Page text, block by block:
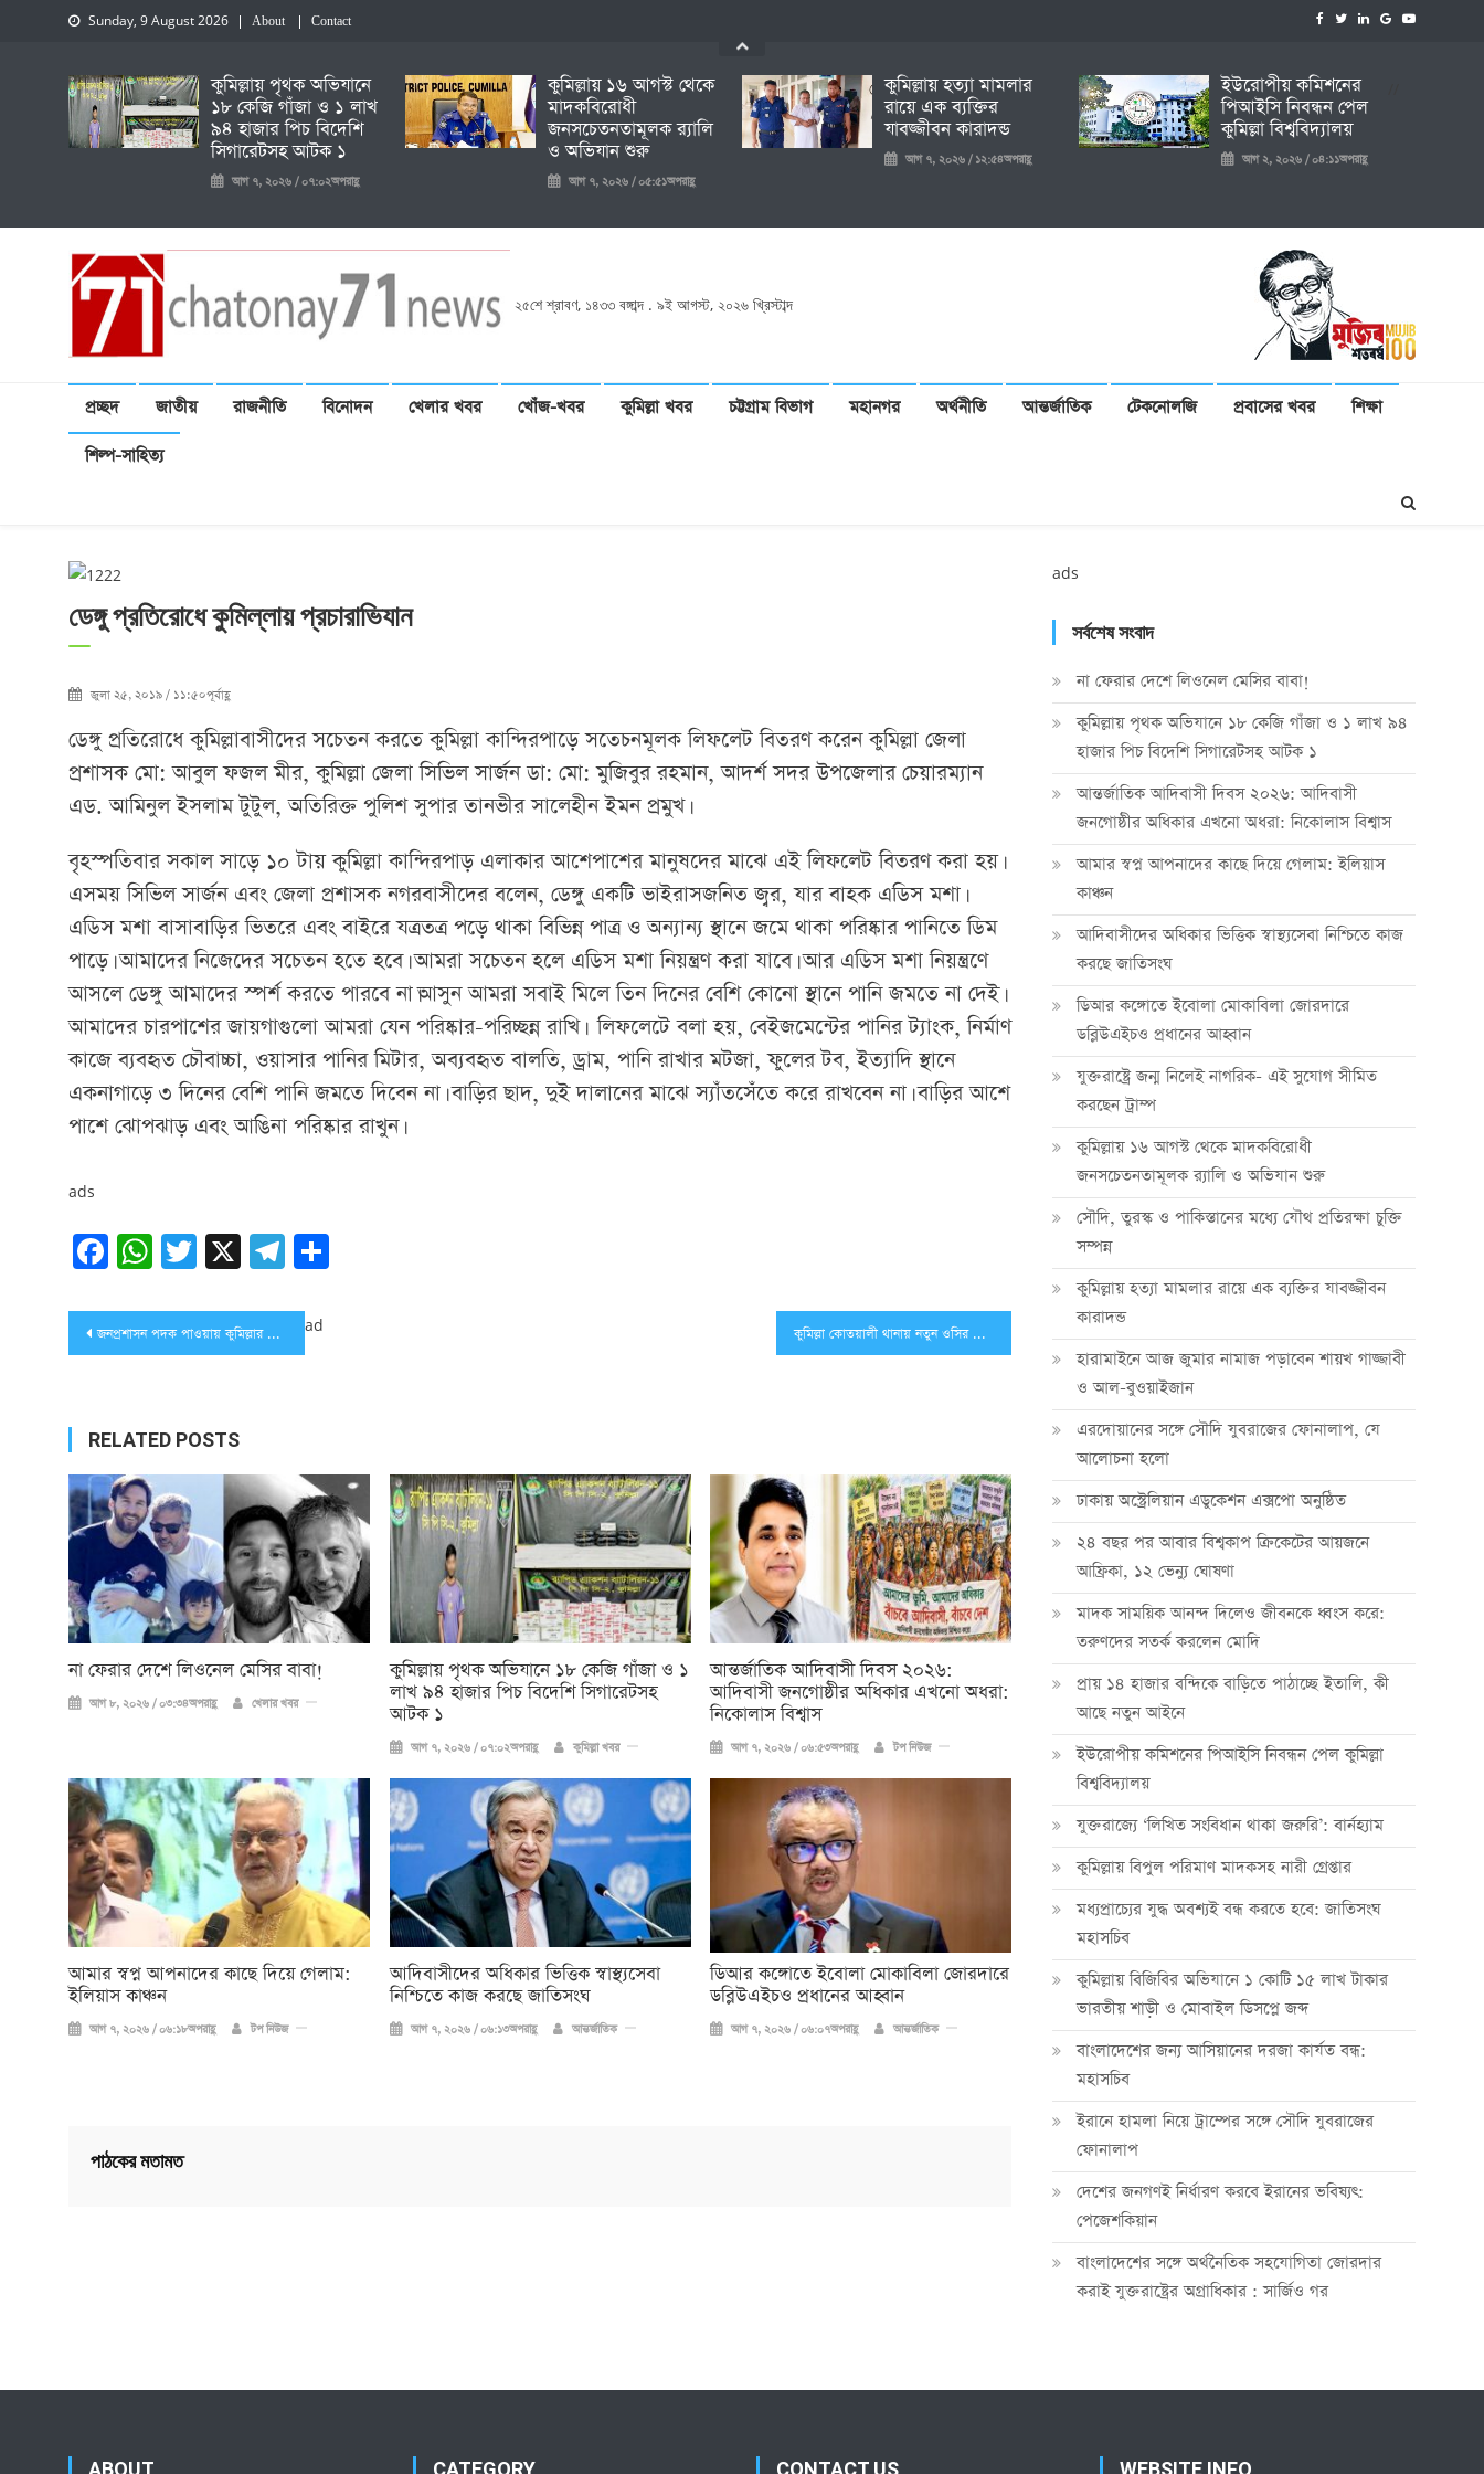
Sunday, 9 August 2026 About Contact
কুমিল্লায় পৃথক অভিযানে
১৮ কেজি গাঁজা ও ১ লাখ
৯৪ হাজার পিচ বিদেশি
সিগারেটসহ আটক ১
আগ ৭, ২০২৬ / ০৭:০২অপরাহ্ণ
কুমিল্লায় ১৬ আগস্ট থেকে
মাদকবিরোধী
জনসচেতনতামূলক র‍্যালি
ও অভিযান শুরু
আগ ৭, ২০২৬ / ০৫:৫১অপরাহ্ণ
কুমিল্লায় হত্যা মামলার
রায়ে এক ব্যক্তির
যাবজ্জীবন কারাদন্ড
আগ ৭, ২০২৬ / ১২:৫৪অপরাহ্ণ
ইউরোপীয় কমিশনের
পিআইসি নিবন্ধন পেল
কুমিল্লা বিশ্ববিদ্যালয়
আগ ২, ২০২৬ / ০৪:১১অপরাহ্ণ
২৫শে শ্রাবণ, ১৪৩৩ বঙ্গাব্দ . ৯ই আগস্ট, ২০২৬ খ্রিস্টাব্দ
প্রচ্ছদ জাতীয় রাজনীতি বিনোদন খেলার খবর খোঁজ-খবর কুমিল্লা খবর চট্টগ্রাম বিভাগ মহানগর অর্থনীতি আন্তর্জাতিক টেকনোলজি প্রবাসের খবর শিক্ষা
শিল্প-সাহিত্য
ডেঙ্গু প্রতিরোধে কুমিল্লায় প্রচারাভিযান
জুলা ২৫, ২০১৯ / ১১:৫০পূর্বাহ্ণ
ডেঙ্গু প্রতিরোধে কুমিল্লাবাসীদের সচেতন করতে কুমিল্লা কান্দিরপাড়ে সতেচনমূলক লিফলেট বিতরণ করেন কুমিল্লা জেলা
প্রশাসক মো: আবুল ফজল মীর, কুমিল্লা জেলা সিভিল সার্জন ডা: মো: মুজিবুর রহমান, আদর্শ সদর উপজেলার চেয়ারম্যান
এড. আমিনুল ইসলাম টুটুল, অতিরিক্ত পুলিশ সুপার তানভীর সালেহীন ইমন প্রমুখ।
বৃহস্পতিবার সকাল সাড়ে ১০ টায় কুমিল্লা কান্দিরপাড় এলাকার আশেপাশের মানুষদের মাঝে এই লিফলেট বিতরণ করা হয়।
এসময় সিভিল সার্জন এবং জেলা প্রশাসক নগরবাসীদের বলেন, ডেঙ্গু একটি ভাইরাসজনিত জ্বর, যার বাহক এডিস মশা।
এডিস মশা বাসাবাড়ির ভিতরে এবং বাইরে যত্রতত্র পড়ে থাকা বিভিন্ন পাত্র ও অন্যান্য স্থানে জমে থাকা পরিষ্কার পানিতে ডিম
পাড়ে। আমাদের নিজেদের সচেতন হতে হবে। আমরা সচেতন হলে এডিস মশা নিয়ন্ত্রণ করা যাবে। আর এডিস মশা নিয়ন্ত্রণে
আসলে ডেঙ্গু আমাদের স্পর্শ করতে পারবে না।আসুন আমরা সবাই মিলে তিন দিনের বেশি কোনো স্থানে পানি জমতে না দেই।
আমাদের চারপাশের জায়গাগুলো আমরা যেন পরিষ্কার-পরিচ্ছন্ন রাখি। লিফলেটে বলা হয়, বেইজমেন্টের পানির ট্যাংক, নির্মাণ
কাজে ব্যবহৃত চৌবাচ্চা, ওয়াসার পানির মিটার, অব্যবহৃত বালতি, ড্রাম, পানি রাখার মটজা, ফুলের টব, ইত্যাদি স্থানে
একনাগাড়ে ৩ দিনের বেশি পানি জমতে দিবেন না। বাড়ির ছাদ, দুই দালানের মাঝে স্যাঁতসেঁতে করে রাখবেন না। বাড়ির আশে
পাশে ঝোপঝাড় এবং আঙিনা পরিষ্কার রাখুন।
ads
Facebook
WhatsApp
Twitter
X Telegram
Post
জনপ্রশাসন পদক পাওয়ায় কুমিল্লার ৩ কর্মকর্তাকে সংবর্ধনা কুমিল্লা কোতয়ালী থানায় নতুন ওসির যোগদান
ad
RELATED POSTS
না ফেরার দেশে লিওনেল মেসির বাবা!
আগ ৮, ২০২৬ / ০৩:৩৪অপরাহ্ণ খেলার খবর
কুমিল্লায় পৃথক অভিযানে ১৮ কেজি গাঁজা ও ১
লাখ ৯৪ হাজার পিচ বিদেশি সিগারেটসহ
আটক ১
আগ ৭, ২০২৬ / ০৭:০২অপরাহ্ণ কুমিল্লা খবর
আন্তর্জাতিক আদিবাসী দিবস ২০২৬:
আদিবাসী জনগোষ্ঠীর অধিকার এখনো অধরা:
নিকোলাস বিশ্বাস
আগ ৭, ২০২৬ / ০৬:৫৩অপরাহ্ণ টপ নিউজ
আমার স্বপ্ন আপনাদের কাছে দিয়ে গেলাম:
ইলিয়াস কাঞ্চন
আগ ৭, ২০২৬ / ০৬:১৮অপরাহ্ণ টপ নিউজ
আদিবাসীদের অধিকার ভিত্তিক স্বাস্থ্যসেবা
নিশ্চিতে কাজ করছে জাতিসংঘ
আগ ৭, ২০২৬ / ০৬:১৩অপরাহ্ণ আন্তর্জাতিক
ডিআর কঙ্গোতে ইবোলা মোকাবিলা জোরদারে
ডব্লিউএইচও প্রধানের আহ্বান
আগ ৭, ২০২৬ / ০৬:০৭অপরাহ্ণ আন্তর্জাতিক
পাঠকের মতামত
ads
সর্বশেষ সংবাদ
না ফেরার দেশে লিওনেল মেসির বাবা!
কুমিল্লায় পৃথক অভিযানে ১৮ কেজি গাঁজা ও ১ লাখ ৯৪
হাজার পিচ বিদেশি সিগারেটসহ আটক ১
আন্তর্জাতিক আদিবাসী দিবস ২০২৬: আদিবাসী
জনগোষ্ঠীর অধিকার এখনো অধরা: নিকোলাস বিশ্বাস
আমার স্বপ্ন আপনাদের কাছে দিয়ে গেলাম: ইলিয়াস
কাঞ্চন
আদিবাসীদের অধিকার ভিত্তিক স্বাস্থ্যসেবা নিশ্চিতে কাজ
করছে জাতিসংঘ
ডিআর কঙ্গোতে ইবোলা মোকাবিলা জোরদারে
ডব্লিউএইচও প্রধানের আহ্বান
যুক্তরাষ্ট্রে জন্ম নিলেই নাগরিক- এই সুযোগ সীমিত
করছেন ট্রাম্প
কুমিল্লায় ১৬ আগস্ট থেকে মাদকবিরোধী
জনসচেতনতামূলক র‍্যালি ও অভিযান শুরু
সৌদি, তুরস্ক ও পাকিস্তানের মধ্যে যৌথ প্রতিরক্ষা চুক্তি
সম্পন্ন
কুমিল্লায় হত্যা মামলার রায়ে এক ব্যক্তির যাবজ্জীবন
কারাদন্ড
হারামাইনে আজ জুমার নামাজ পড়াবেন শায়খ গাজ্জাবী
ও আল-বুওয়াইজান
এরদোয়ানের সঙ্গে সৌদি যুবরাজের ফোনালাপ, যে
আলোচনা হলো
ঢাকায় অস্ট্রেলিয়ান এডুকেশন এক্সপো অনুষ্ঠিত
২৪ বছর পর আবার বিশ্বকাপ ক্রিকে‌টের আয়জনে
আফ্রিকা, ১২ ভেন্যু ঘোষণা
মাদক সাময়িক আনন্দ দিলেও জীবনকে ধ্বংস করে:
তরুণদের সতর্ক করলেন মোদি
প্রায় ১৪ হাজার বন্দিকে বাড়িতে পাঠাচ্ছে ইতালি, কী
আছে নতুন আইনে
ইউরোপীয় কমিশনের পিআইসি নিবন্ধন পেল কুমিল্লা
বিশ্ববিদ্যালয়
যুক্তরাজ্যে ‘লিখিত সংবিধান থাকা জরুরি’: বার্নহ্যাম
কুমিল্লায় বিপুল পরিমাণ মাদকসহ নারী গ্রেপ্তার
মধ্যপ্রাচ্যের যুদ্ধ অবশ্যই বন্ধ করতে হবে: জাতিসংঘ
মহাসচিব
কুমিল্লায় বিজিবির অভিযানে ১ কোটি ১৫ লাখ টাকার
ভারতীয় শাড়ী ও মোবাইল ডিসপ্লে জব্দ
বাংলাদেশের জন্য আসিয়ানের দরজা কার্যত বন্ধ:
মহাসচিব
ইরানে হামলা নিয়ে ট্রাম্পের সঙ্গে সৌদি যুবরাজের
ফোনালাপ
দেশের জনগণই নির্ধারণ করবে ইরানের ভবিষ্যৎ:
পেজেশকিয়ান
বাংলাদেশের সঙ্গে অর্থনৈতিক সহযোগিতা জোরদার
করাই যুক্তরাষ্ট্রের অগ্রাধিকার : সার্জিও গর
ABOUT CATEGORY CONTACT US WEBSITE INFO